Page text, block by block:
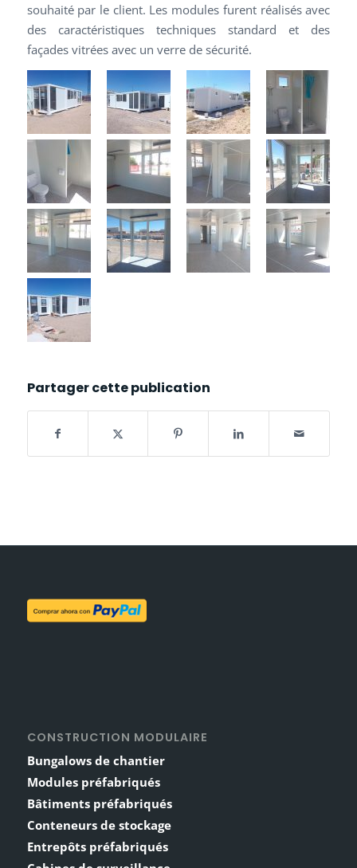
souhaité par le client. Les modules furent réalisés avec
des caractéristiques techniques standard et des
façades vitrées avec un verre de sécurité.
Partager cette publication
CONSTRUCTION MODULAIRE
Bungalows de chantier
Modules préfabriqués
Bâtiments préfabriqués
Conteneurs de stockage
Entrepôts préfabriqués